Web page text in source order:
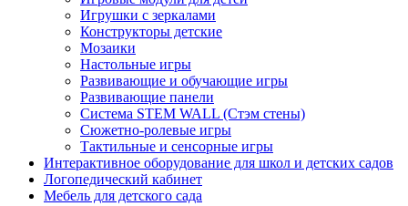
Игрушки с зеркалами
Конструкторы детские
Мозаики
Настольные игры
Развивающие и обучающие игры
Развивающие панели
Система STEM WALL (Cтэм стены)
Сюжетно-ролевые игры
Тактильные и сенсорные игры
Интерактивное оборудование для школ и детских садов
Логопедический кабинет
Мебель для детского сада